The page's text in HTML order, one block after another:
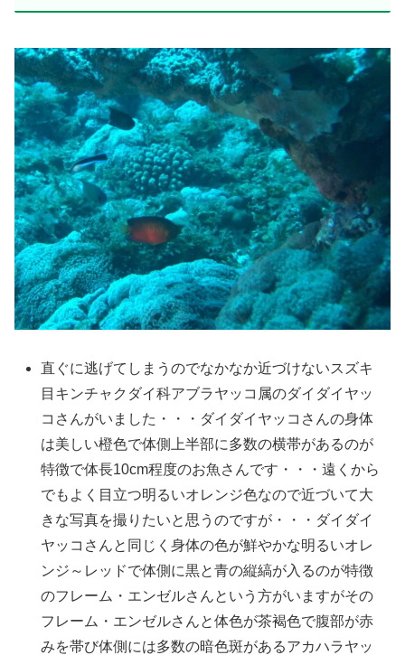
直ぐに逃げてしまうのでなかなか近づけないスズキ
目キンチャクダイ科アブラヤッコ属のダイダイヤッ
コさんがいました・・・ダイダイヤッコさんの身体
は美しい橙色で体側上半部に多数の横帯があるのが
特徴で体長10cm程度のお魚さんです・・・遠くから
でもよく目立つ明るいオレンジ色なので近づいて大
きな写真を撮りたいと思うのですが・・・ダイダイ
ヤッコさんと同じく身体の色が鮮やかな明るいオレ
ンジ～レッドで体側に黒と青の縦縞が入るのが特徴
のフレーム・エンゼルさんという方がいますがその
フレーム・エンゼルさんと体色が茶褐色で腹部が赤
みを帯び体側には多数の暗色斑があるアカハラヤッ